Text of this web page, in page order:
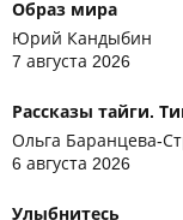
Образ мира
Юрий Кандыбин
7 августа 2026
Рассказы тайги.
Ольга Баранцева-
6 августа 2026
Улыбнитесь